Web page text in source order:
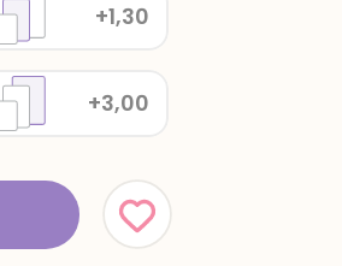
+3,00
+1,30